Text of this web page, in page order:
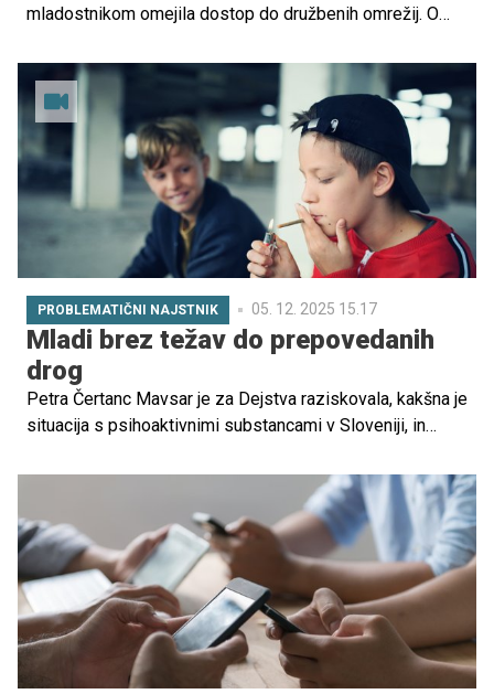
mladostnikom omejila dostop do družbenih omrežij. O
ministrstvu za digitalno preobrazbo kot eno od možnih
rešitev omenjajo evropsko digitalno osebno denarnico, ki
bi omogočala zanesljivo preverjanje polnoletnosti
uporabnikov.
PROBLEMATIČNI NAJSTNIK 05. 12. 2025 15.17
Mladi brez težav do prepovedanih
drog
Petra Čertanc Mavsar je za Dejstva raziskovala, kakšna je
situacija s psihoaktivnimi substancami v Sloveniji, in
zakonodaja težko nadzira.